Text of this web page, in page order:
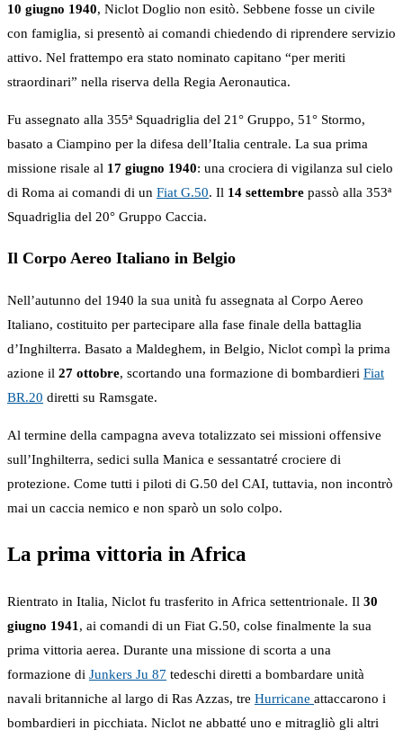
10 giugno 1940, Niclot Doglio non esitò. Sebbene fosse un civile
con famiglia, si presentò ai comandi chiedendo di riprendere servizio
attivo. Nel frattempo era stato nominato capitano “per meriti
straordinari” nella riserva della Regia Aeronautica.
Fu assegnato alla 355ª Squadriglia del 21° Gruppo, 51° Stormo,
basato a Ciampino per la difesa dell’Italia centrale. La sua prima
missione risale al 17 giugno 1940: una crociera di vigilanza sul cielo
di Roma ai comandi di un Fiat G.50. Il 14 settembre passò alla 353ª
Squadriglia del 20° Gruppo Caccia.
Il Corpo Aereo Italiano in Belgio
Nell’autunno del 1940 la sua unità fu assegnata al Corpo Aereo
Italiano, costituito per partecipare alla fase finale della battaglia
d’Inghilterra. Basato a Maldeghem, in Belgio, Niclot compì la prima
azione il 27 ottobre, scortando una formazione di bombardieri Fiat
BR.20 diretti su Ramsgate.
Al termine della campagna aveva totalizzato sei missioni offensive
sull’Inghilterra, sedici sulla Manica e sessantatré crociere di
protezione. Come tutti i piloti di G.50 del CAI, tuttavia, non incontrò
mai un caccia nemico e non sparò un solo colpo.
La prima vittoria in Africa
Rientrato in Italia, Niclot fu trasferito in Africa settentrionale. Il 30
giugno 1941 , ai comandi di un Fiat G.50, colse finalmente la sua
prima vittoria aerea. Durante una missione di scorta a una
formazione di Junkers Ju 87 tedeschi diretti a bombardare unità
navali britanniche al largo di Ras Azzas, tre Hurricane attaccarono i
bombardieri in picchiata. Niclot ne abbatté uno e mitragliò gli altri